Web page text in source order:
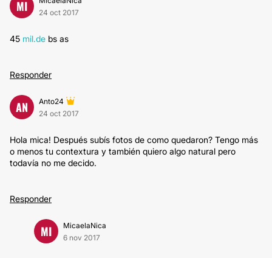
MI
24 oct 2017
45 mil.de bs as
Responder
AN
Anto24
24 oct 2017
Hola mica! Después subís fotos de como quedaron? Tengo más
o menos tu contextura y también quiero algo natural pero
todavía no me decido.
Responder
MI
MicaelaNica
6 nov 2017